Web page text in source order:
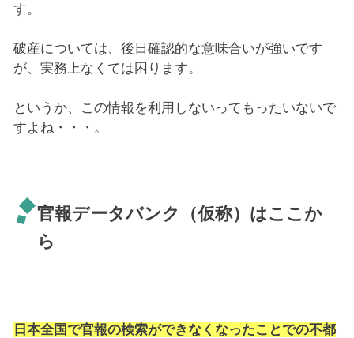
す。
破産については、後日確認的な意味合いが強いです
が、実務上なくては困ります。
というか、この情報を利用しないってもったいないで
すよね・・・。
官報データバンク（仮称）はここか
ら
日本全国で官報の検索ができなくなったことでの不都